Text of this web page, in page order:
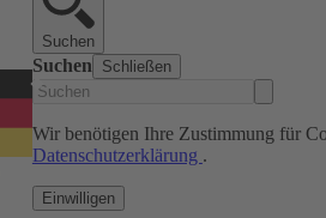
Suchen
Suchen Schließen
Wir benötigen Ihre Zustimmung für
Datenschutzerklärung .
Einwilligen